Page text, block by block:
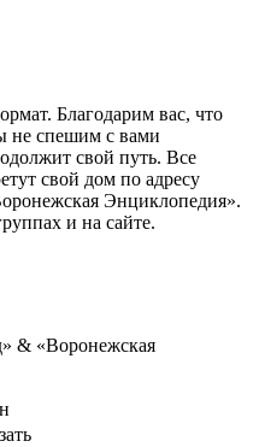
Благодарим вас, что
не спешим с вами
свой путь. Все
свой дом по адресу
Энциклопедия».
и на сайте.
& «Воронежская